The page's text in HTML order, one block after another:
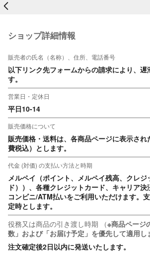
戻る
ショップ詳細情報
販売者の氏名（名称）、住所、電話番号
以下リンク先フォームからの請求により、遅
す。
営業日・定休日
平日10-14
販売価格について
販売価格・送料は、各商品ページに表示さ
費税込）とします。
代金 (対価) の支払い方法と時期
メルペイ（ポイント、メルペイ残高、クレジ
ド））、各種クレジットカード、キャリア決
コンビニ/ATM払いをご利用いただけます。
定時とします。
役務又は商品の引き渡し時期
（※商品ページ
数」および「お届け予定」を優先して適用し
注文確定後2日以内に発送いたします。